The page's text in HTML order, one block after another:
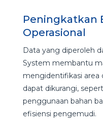
Peningkatkan
Operasional
Data yang diperoleh
System membantu
mengidentifikasi area
dapat dikurangi,
penggunaan bahan
efisiensi pengemudi.